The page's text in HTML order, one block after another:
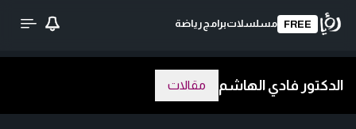
FREE مسلسلاتبرامج رياضة
الدكتور فادي الهاشم مقالات